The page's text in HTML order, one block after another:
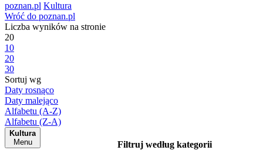
poznan.pl Kultura
Wróć do poznan.pl
Liczba wyników na stronie
20
10
20
30
Sortuj wg
Daty rosnąco
Daty malejąco
Alfabetu (A-Z)
Alfabetu (Z-A)
Kultura
Menu
Filtruj według kategorii